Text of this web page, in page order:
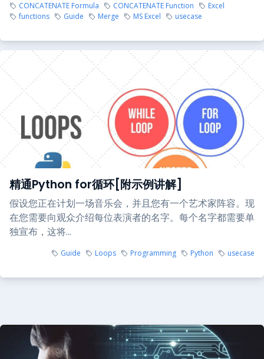
CONCATENATE Formula CONCATENATE Function
Excel
functions
Guide Merge MS Excel usecase
精通Python for循环[附示例讲解]
假设您正在计划一场音乐会，并且您有一个艺术家阵容。现
在您需要向观众介绍每位表演者的名字。每个名字都需要单
独宣布，这将...
Guide Loops Programming Python usecase